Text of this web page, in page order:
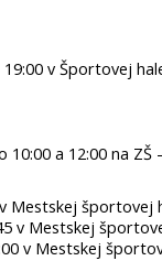
v Športovej
a 12:00 na ZŠ
Mestskej športovej
v Mestskej
v Mestskej